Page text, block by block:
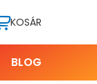
KOSÁR
BLOG